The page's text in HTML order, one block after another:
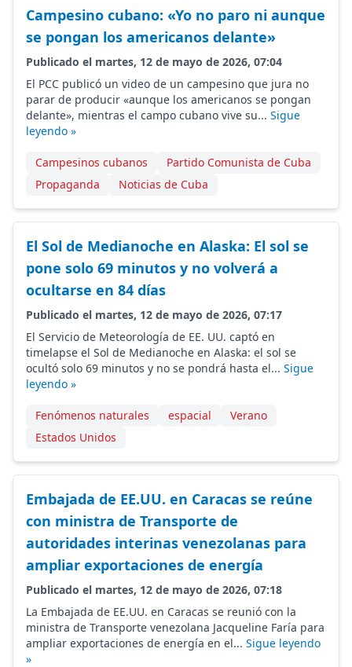
Campesino cubano: «Yo no paro ni aunque
se pongan los americanos delante»
Publicado el martes, 12 de mayo de 2026, 07:04
El PCC publicó un video de un campesino que jura no
parar de producir «aunque los americanos se pongan
delante», mientras el campo cubano vive su... Sigue
leyendo »
Campesinos cubanos
Partido Comunista de Cuba
Propaganda
Noticias de Cuba
El Sol de Medianoche en Alaska: El sol se
pone solo 69 minutos y no volverá a
ocultarse en 84 días
Publicado el martes, 12 de mayo de 2026, 07:17
El Servicio de Meteorología de EE. UU. captó en
timelapse el Sol de Medianoche en Alaska: el sol se
ocultó solo 69 minutos y no se pondrá hasta el... Sigue
leyendo »
Fenómenos naturales espacial
Verano
Estados Unidos
Embajada de EE.UU. en Caracas se reúne
con ministra de Transporte de
autoridades interinas venezolanas para
ampliar exportaciones de energía
Publicado el martes, 12 de mayo de 2026, 07:18
La Embajada de EE.UU. en Caracas se reunió con la
ministra de Transporte venezolana Jacqueline Faría para
ampliar exportaciones de energía en el... Sigue leyendo
»